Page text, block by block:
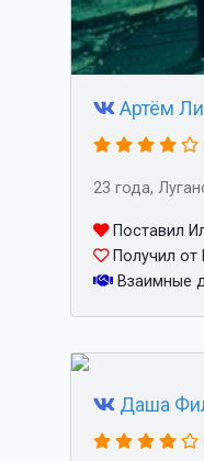
Артём
23 года,
Поставил
Получил от
Взаимные
Даша